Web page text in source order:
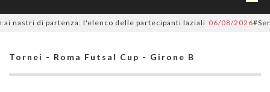
di partenza: l'elenco delle partecipanti laziali 06/08/2026
Tornei - Roma Futsal Cup - Girone B